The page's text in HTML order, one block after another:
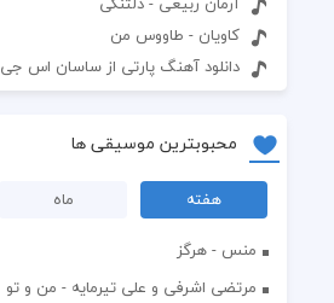
کاویان - طاووس من
دانلود آهنگ پارتی از ساسان اس جی
محبوبترین موسیقی ها
هفته ماه
منس - هرگز
مرتضی اشرفی و علی تیرمایه - من و تو